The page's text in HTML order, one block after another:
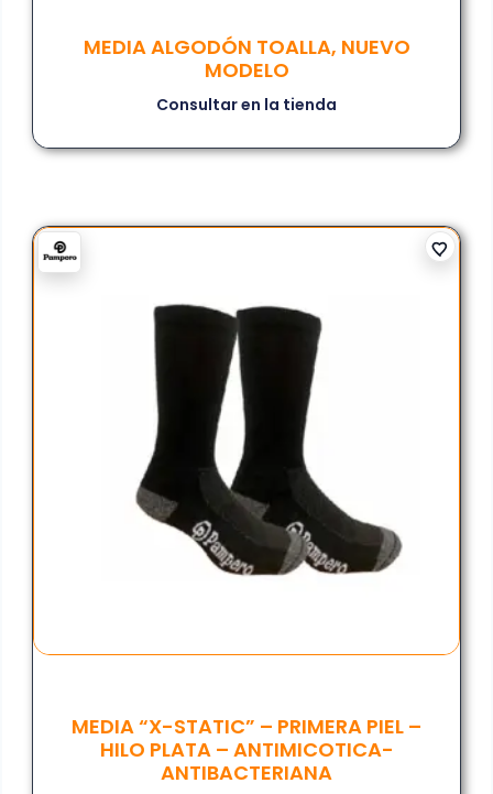
MEDIA ALGODÓN TOALLA, NUEVO
MODELO
Consultar en la tienda
MEDIA “X-STATIC” – PRIMERA PIEL –
HILO PLATA – ANTIMICOTICA-
ANTIBACTERIANA